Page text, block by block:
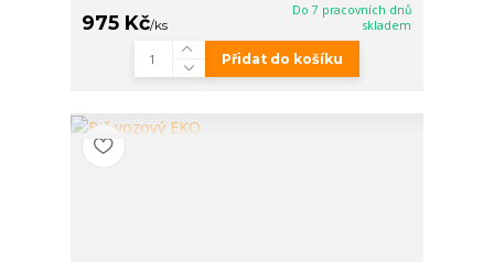
975 Kč/ks
Do 7 pracovních dnů
skladem
Přidat do košíku